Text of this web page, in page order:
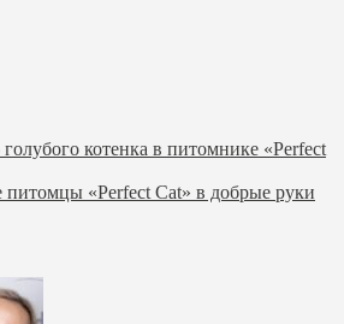
котенка в питомнике «Perfect
питомцы «Perfect Cat» в добрые руки